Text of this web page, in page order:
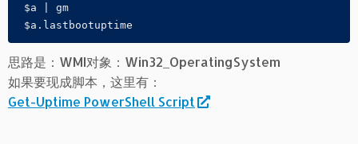
$a | gm
$a.lastbootuptime
思路是：WMI对象：Win32_OperatingSystem
如果要现成脚本，这里有：
Get-Uptime PowerShell Script